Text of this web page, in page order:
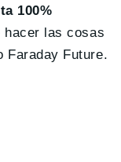
100%
hacer las cosas
Faraday Future.